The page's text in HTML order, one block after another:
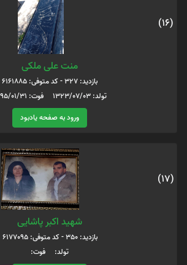
(16)
منت علی ملکی
بازدید: 327 - کد متوفی: 6161885
تولد: 1323/07/03 فوت: 1395/01/31
ورود به صفحه یادبود
(17)
شهید اکبر پاشایی
بازدید: 350 - کد متوفی: 6177095
تولد: فوت: